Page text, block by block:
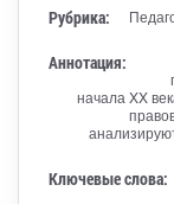
Рубрика:
Аннотация:
начала XX
Ключевые слова: